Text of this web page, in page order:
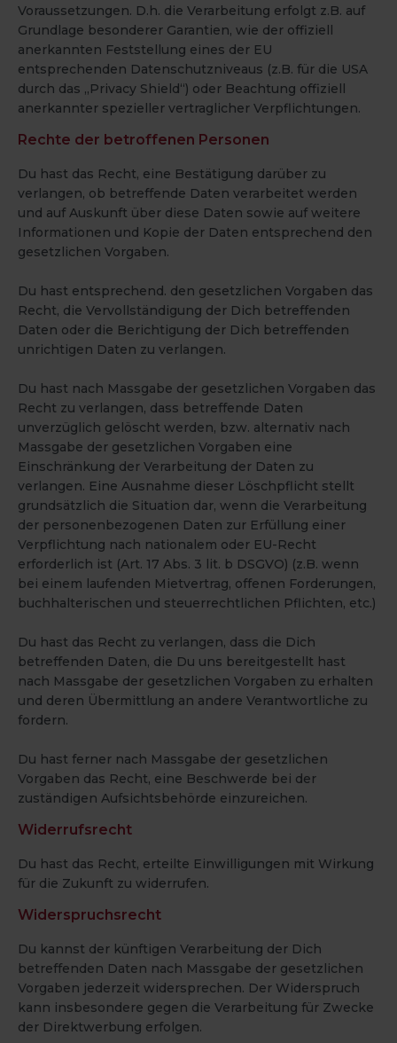
Voraussetzungen. D.h. die Verarbeitung erfolgt z.B. auf
Grundlage besonderer Garantien, wie der offiziell
anerkannten Feststellung eines der EU
entsprechenden Datenschutzniveaus (z.B. für die USA
durch das „Privacy Shield“) oder Beachtung offiziell
anerkannter spezieller vertraglicher Verpflichtungen.
Rechte der betroffenen Personen
Du hast das Recht, eine Bestätigung darüber zu
verlangen, ob betreffende Daten verarbeitet werden
und auf Auskunft über diese Daten sowie auf weitere
Informationen und Kopie der Daten entsprechend den
gesetzlichen Vorgaben.
Du hast entsprechend. den gesetzlichen Vorgaben das
Recht, die Vervollständigung der Dich betreffenden
Daten oder die Berichtigung der Dich betreffenden
unrichtigen Daten zu verlangen.
Du hast nach Massgabe der gesetzlichen Vorgaben das
Recht zu verlangen, dass betreffende Daten
unverzüglich gelöscht werden, bzw. alternativ nach
Massgabe der gesetzlichen Vorgaben eine
Einschränkung der Verarbeitung der Daten zu
verlangen. Eine Ausnahme dieser Löschpflicht stellt
grundsätzlich die Situation dar, wenn die Verarbeitung
der personenbezogenen Daten zur Erfüllung einer
Verpflichtung nach nationalem oder EU-Recht
erforderlich ist (Art. 17 Abs. 3 lit. b DSGVO) (z.B. wenn
bei einem laufenden Mietvertrag, offenen Forderungen,
buchhalterischen und steuerrechtlichen Pflichten, etc.)
Du hast das Recht zu verlangen, dass die Dich
betreffenden Daten, die Du uns bereitgestellt hast
nach Massgabe der gesetzlichen Vorgaben zu erhalten
und deren Übermittlung an andere Verantwortliche zu
fordern.
Du hast ferner nach Massgabe der gesetzlichen
Vorgaben das Recht, eine Beschwerde bei der
zuständigen Aufsichtsbehörde einzureichen.
Widerrufsrecht
Du hast das Recht, erteilte Einwilligungen mit Wirkung
für die Zukunft zu widerrufen.
Widerspruchsrecht
Du kannst der künftigen Verarbeitung der Dich
betreffenden Daten nach Massgabe der gesetzlichen
Vorgaben jederzeit widersprechen. Der Widerspruch
kann insbesondere gegen die Verarbeitung für Zwecke
der Direktwerbung erfolgen.